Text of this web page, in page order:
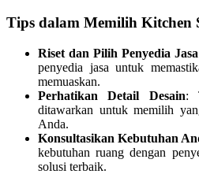
Tips dalam Memilih Kitchen
Riset dan Pilih Penyedia Jasa
penyedia jasa untuk
memuaskan.
Perhatikan Detail Desain:
ditawarkan untuk memilih
Anda.
Konsultasikan Kebutuhan
kebutuhan ruang dengan
solusi terbaik.